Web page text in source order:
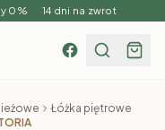
0% 14 dni na zwrot
Łóżka piętrowe